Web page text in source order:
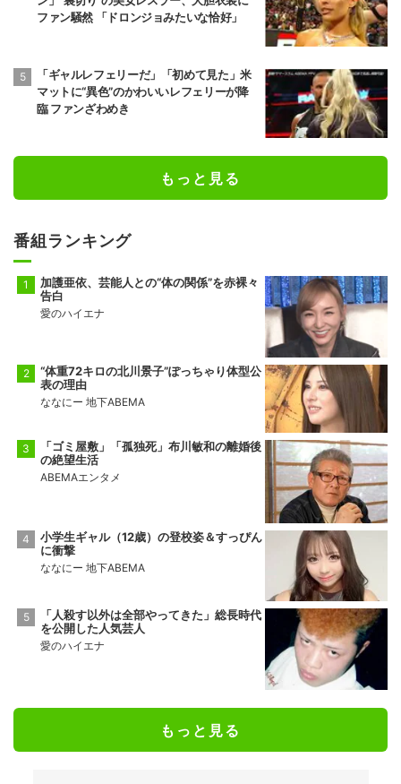
ファン騒然 「ドロンジョみたいな恰好」
「ギャルレフェリーだ」「初めて見た」米
マットに“異色”のかわいいレフェリーが降
臨 ファンざわめき
もっと見る
番組ランキング
加護亜依、芸能人との“体の関係”を赤裸々
告白
愛のハイエナ
“体重72キロの北川景子”ぽっちゃり体型公
表の理由
ななにー 地下ABEMA
「ゴミ屋敷」「孤独死」布川敏和の離婚後
の絶望生活
ABEMAエンタメ
小学生ギャル（12歳）の登校姿＆すっぴん
に衝撃
ななにー 地下ABEMA
「人殺す以外は全部やってきた」総長時代
を公開した人気芸人
愛のハイエナ
もっと見る